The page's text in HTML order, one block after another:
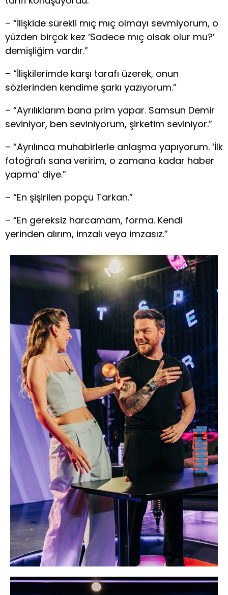
– “İlişkide sürekli mıç mıç olmayı sevmiyorum, o
yüzden birçok kez ‘Sadece mıç olsak olur mu?’
demişliğim vardır.”
– “İlişkilerimde karşı tarafı üzerek, onun
sözlerinden kendime şarkı yazıyorum.”
– “Ayrılıklarım bana prim yapar. Samsun Demir
seviniyor, ben seviniyorum, şirketim seviniyor.”
– “Ayrılınca muhabirlerle anlaşma yapıyorum. ‘İlk
fotoğrafı sana veririm, o zamana kadar haber
yapma’ diye.”
– “En şişirilen popçu Tarkan.”
– “En gereksiz harcamam, forma. Kendi
yerinden alırım, imzalı veya imzasız.”